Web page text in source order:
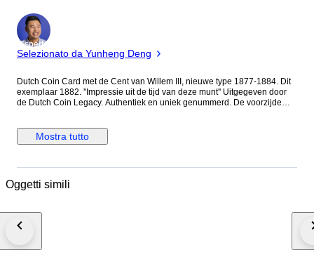
Esperto
Selezionato da Yunheng Deng
Dutch Coin Card met de Cent van Willem III, nieuwe type 1877-1884. Dit
exemplaar 1882. ''Impressie uit de tijd van deze munt'' Uitgegeven door
de Dutch Coin Legacy. Authentiek en uniek genummerd. De voorzijde
koopkracht van de munt in die tijd weergeeft (voor een cent kocht je een
liedje voor op een bruiloft in 1883).
Mostra tutto
Oggetti simili